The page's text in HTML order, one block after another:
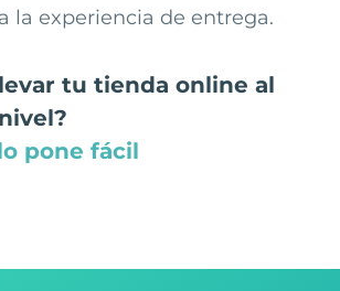
la experiencia de entrega.
tu tienda online al
pone fácil